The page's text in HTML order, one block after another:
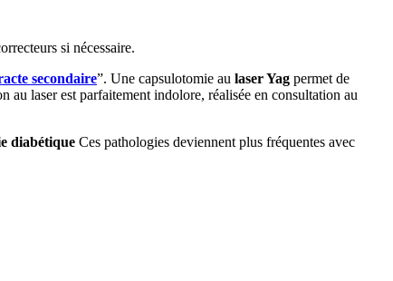
si nécessaire.
secondaire”. Une capsulotomie au laser Yag permet de
au laser est parfaitement indolore, réalisée en consultation au
diabétique Ces pathologies deviennent plus fréquentes avec